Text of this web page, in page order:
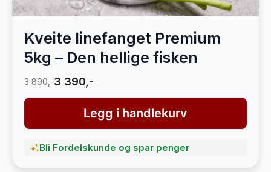
Kveite linefanget Premium
5kg – Den hellige fisken
3 890,-3 390,-
Legg i handlekurv
Bli Fordelskunde og spar penger